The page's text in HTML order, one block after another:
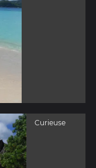
Curieuse